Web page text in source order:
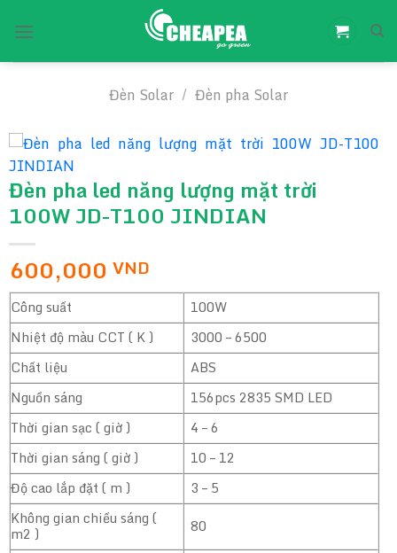
đến
Đèn Solar / Đèn pha Solar
Đèn pha led năng lượng mặt trời
100W JD-T100 JINDIAN
600,000 VND
Công suất
100W
Nhiệt độ màu CCT ( K )
3000 – 6500
Chất liệu
ABS
Nguồn sáng
156pcs 2835 SMD LED
Thời gian sạc ( giờ )
4 – 6
Thời gian sáng ( giờ )
10 – 12
Độ cao lắp đặt ( m )
3 – 5
Không gian chiếu sáng (
m2 )
80